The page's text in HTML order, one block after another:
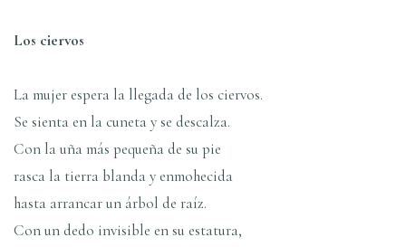
Los ciervos
La mujer espera la llegada de los ciervos.
Se sienta en la cuneta y se descalza.
Con la uña más pequeña de su pie
rasca la tierra blanda y enmohecida
hasta arrancar un árbol de raí­z.
Con un dedo invisible en su estatura,